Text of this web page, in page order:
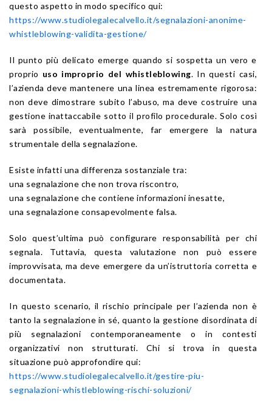
questo aspetto in modo specifico qui:
https://www.studiolegalecalvello.it/segnalazioni-anonime-
whistleblowing-validita-gestione/
Il punto più delicato emerge quando si sospetta un vero e
proprio uso improprio del whistleblowing. In questi casi,
l’azienda deve mantenere una linea estremamente rigorosa:
non deve dimostrare subito l’abuso, ma deve costruire una
gestione inattaccabile sotto il profilo procedurale. Solo così
sarà possibile, eventualmente, far emergere la natura
strumentale della segnalazione.
Esiste infatti una differenza sostanziale tra:
una segnalazione che non trova riscontro,
una segnalazione che contiene informazioni inesatte,
una segnalazione consapevolmente falsa.
Solo quest’ultima può configurare responsabilità per chi
segnala. Tuttavia, questa valutazione non può essere
improvvisata, ma deve emergere da un’istruttoria corretta e
documentata.
In questo scenario, il rischio principale per l’azienda non è
tanto la segnalazione in sé, quanto la gestione disordinata di
più segnalazioni contemporaneamente o in contesti
organizzativi non strutturati. Chi si trova in questa
situazione può approfondire qui:
https://www.studiolegalecalvello.it/gestire-piu-
segnalazioni-whistleblowing-rischi-soluzioni/